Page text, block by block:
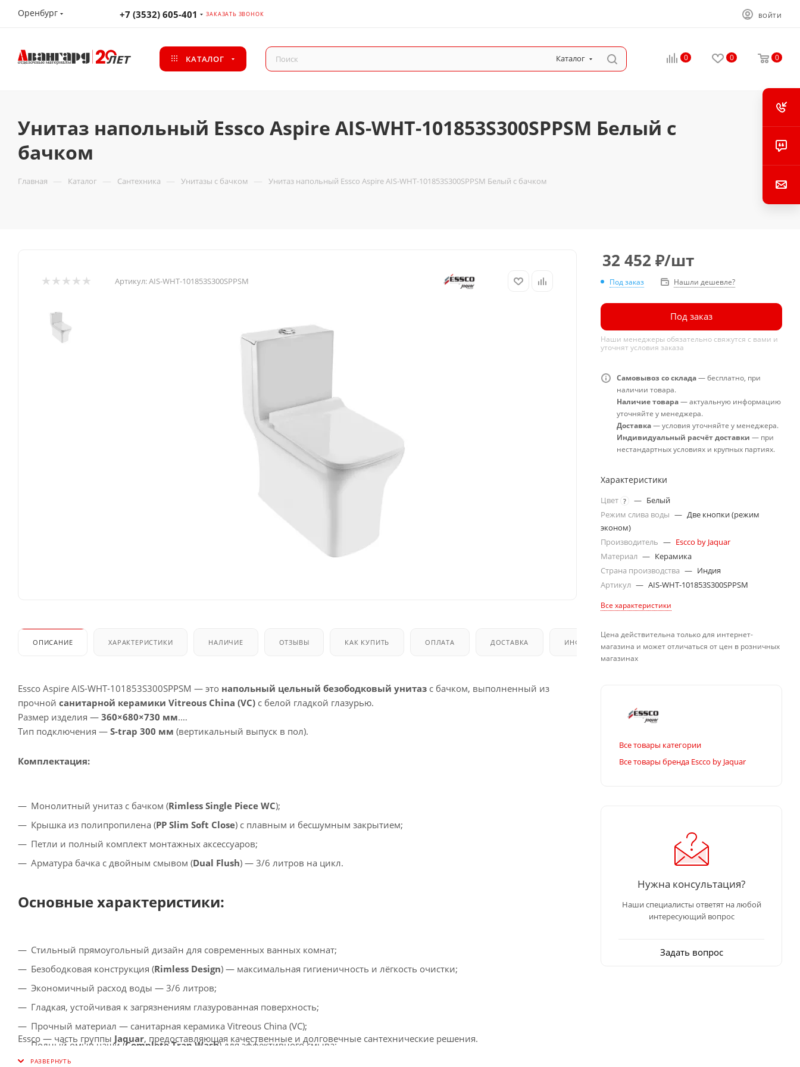
Оренбург +7 (3532) 605-401 ЗАКАЗАТЬ ЗВОНОК ВОЙТИ
КАТАЛОГ Каталог 0 0 0
Унитаз напольный Essco Aspire AIS-WHT-101853S300SPPSM Белый с
бачком
Главная — Каталог — Сантехника — Унитазы с бачком — Унитаз напольный Essco Aspire AIS-WHT-101853S300SPPSM Белый с бачком
Артикул:AIS-WHT-101853S300SPPSM
ОПИСАНИЕ ХАРАКТЕРИСТИКИ НАЛИЧИЕ ОТЗЫВЫ КАК КУПИТЬ ОПЛАТА ДОСТАВКА ИНФОРМАЦИЯ
Essco Aspire AIS-WHT-101853S300SPPSM — это напольный цельный безободковый унитаз с бачком, выполненный из
прочной санитарной керамики Vitreous China (VC) с белой гладкой глазурью.
Размер изделия — 360×680×730 мм.
Тип подключения — S-trap 300 мм (вертикальный выпуск в пол).
Комплектация:
Монолитный унитаз с бачком (Rimless Single Piece WC);
Крышка из полипропилена (PP Slim Soft Close) с плавным и бесшумным закрытием;
Петли и полный комплект монтажных аксессуаров;
Арматура бачка с двойным смывом (Dual Flush) — 3/6 литров на цикл.
Основные характеристики:
Стильный прямоугольный дизайн для современных ванных комнат;
Безободковая конструкция (Rimless Design) — максимальная гигиеничность и лёгкость очистки;
Экономичный расход воды — 3/6 литров;
Гладкая, устойчивая к загрязнениям глазурованная поверхность;
Прочный материал — санитарная керамика Vitreous China (VC);
Полный омыв чаши (Complete Trap Wash) для эффективного смыва;
Комплект оригинальных аксессуаров для удобной установки.
Essco — часть группы Jaquar, предоставляющая качественные и долговечные сантехнические решения.
32 452 ₽/шт
Под заказ Нашли дешевле?
Под заказ
Наши менеджеры обязательно свяжутся с вами и
уточнят условия заказа
Самовывоз со склада— бесплатно, при
наличии товара.
Наличие товара— актуальную информацию
уточняйте у менеджера.
Доставка— условия уточняйте у менеджера.
Индивидуальный расчёт доставки — при
нестандартных условиях и крупных партиях.
Характеристики
Цвет ? — Белый
Режим слива воды — Две кнопки (режим
эконом)
Производитель — Escco by Jaquar
Материал — Керамика
Страна производства — Индия
Артикул — AIS-WHT-101853S300SPPSM
Все характеристики
Цена действительна только для интернет-
магазина и может отличаться от цен в розничных
магазинах
Все товары категории
Все товары бренда Escco by Jaquar
Нужна консультация?
Наши специалисты ответят на любой
интересующий вопрос
Задать вопрос